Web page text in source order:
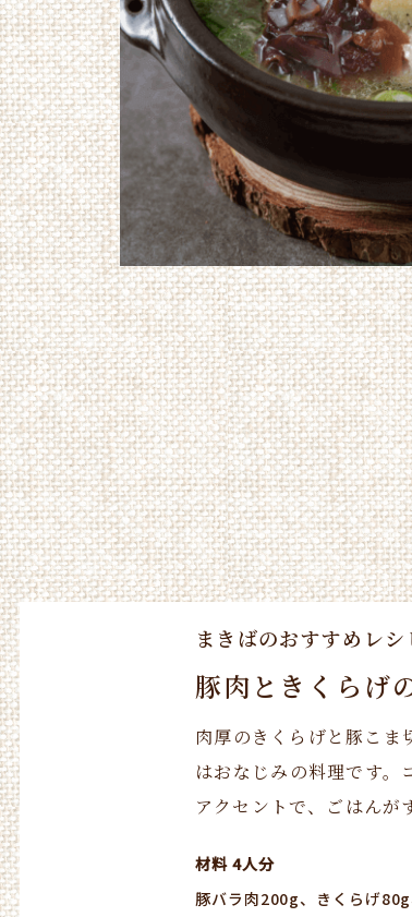
まきばのおすすめレシ
豚肉ときくらげ
肉厚のきくらげと豚こま
はおなじみの料理です。
アクセントで、ごはんが
材料 4人分
豚バラ肉200g、きくらげ